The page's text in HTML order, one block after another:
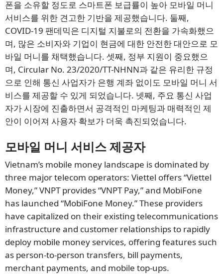
폰을 소유할 정도로 스마트폰 보급률이 높아 모바일 머니
서비스를 위한 견고한 기반을 제공했습니다. 둘째,
COVID-19 팬데믹은 디지털 지불로의 전환을 가속화했으
며, 많은 소비자와 기업이 현금에 대한 안전한 대안으로 모
바일 머니를 채택했습니다. 셋째, 정부 지원이 중요했으
며, Circular No. 23/2020/TT-NHNN과 같은 유리한 규정
으로 인해 통신 사업자가 은행 계좌 없이도 모바일 머니 서
비스를 제공할 수 있게 되었습니다. 넷째, 주요 통신 사업
자가 시장에 진출하면서 공격적인 마케팅과 매력적인 제
안이 이어져 사용자 확보가 더욱 촉진되었습니다.
모바일 머니 서비스 제공자
Vietnam’s mobile money landscape is dominated by
three major telecom operators: Viettel offers “Viettel
Money,” VNPT provides “VNPT Pay,” and MobiFone
has launched “MobiFone Money.” These providers
have capitalized on their existing telecommunications
infrastructure and customer relationships to rapidly
deploy mobile money services, offering features such
as person-to-person transfers, bill payments,
merchant payments, and mobile top-ups.